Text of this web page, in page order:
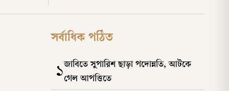
সর্বাধিক পঠিত
১জাবিতে সুপারিশ ছাড়া পদোন্নতি, আটকে
গেল আপত্তিতে